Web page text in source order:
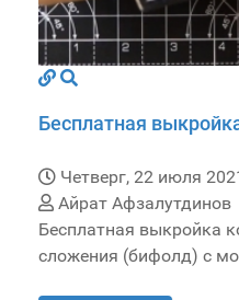
Бесплатная
Четверг, 22 июля
Айрат Афзалутдинов
Бесплатная выкройка
сложения (бифолд) с